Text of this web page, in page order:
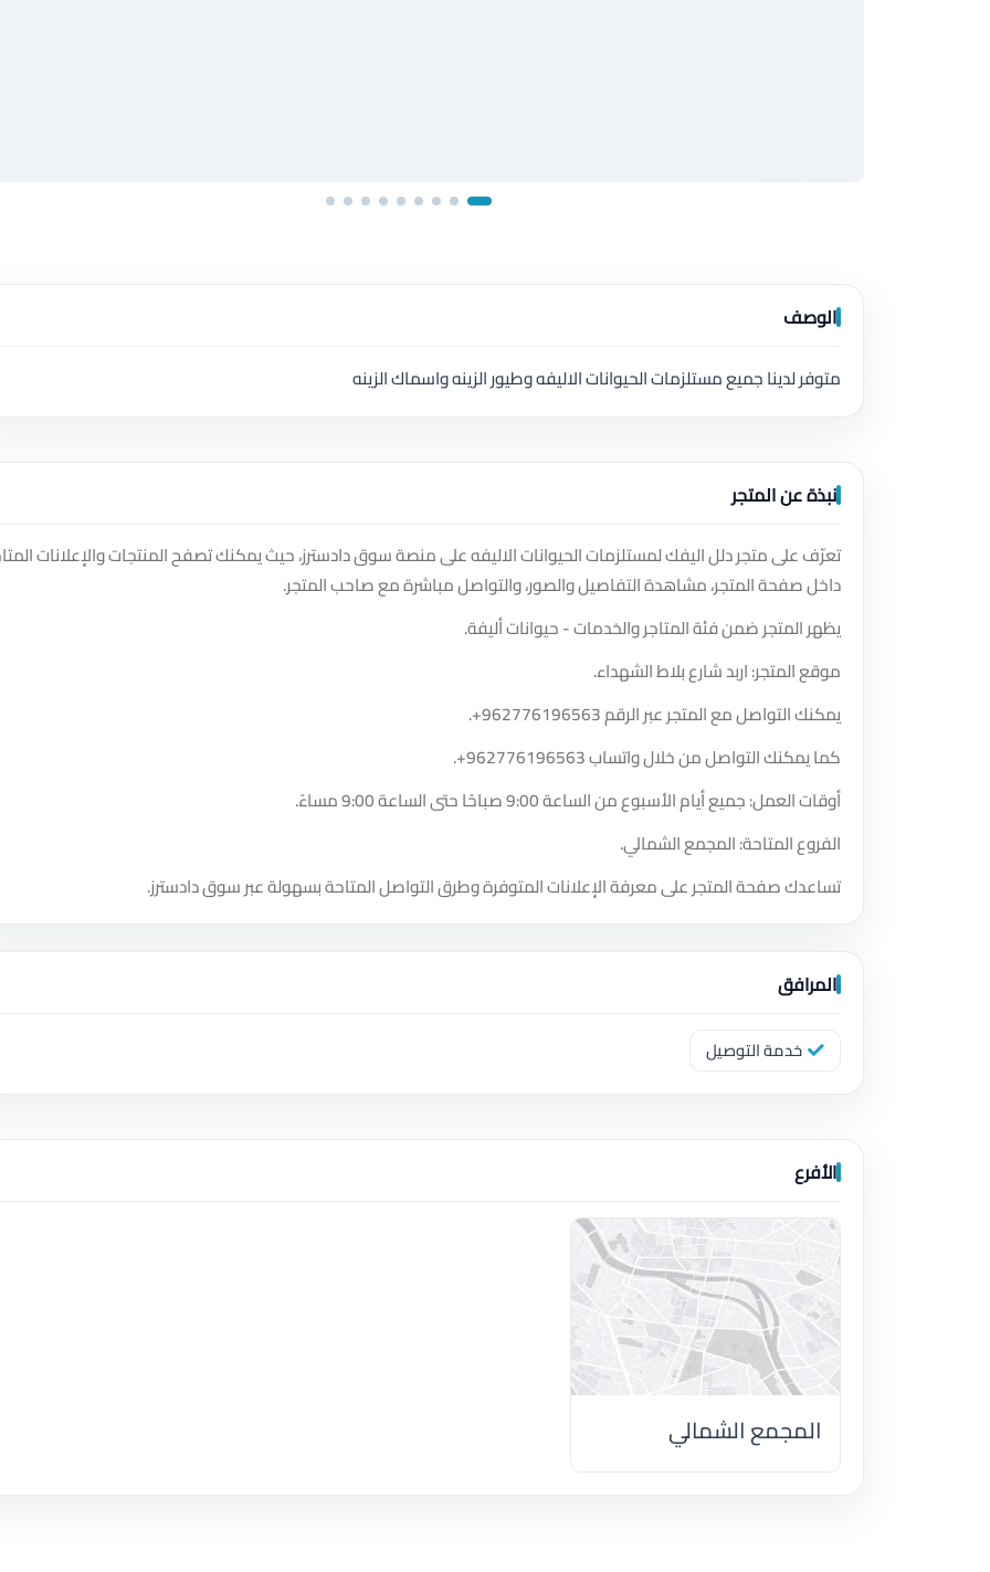
الوصف
متوفر لدينا جميع مستلزمات الحيوانات الاليفه وطيور الزينه واسماك الزينه
نبذة عن المتجر
تعرّف على متجر دلل اليفك لمستلزمات الحيوانات الاليفه على منصة سوق دادسترز، حيث يمكنك تصفح المنتجات والإعلانات
داخل صفحة المتجر، مشاهدة التفاصيل والصور، والتواصل مباشرة مع صاحب المتجر.
يظهر المتجر ضمن فئة المتاجر والخدمات - حيوانات أليفة.
موقع المتجر: اربد شارع بلاط الشهداء.
يمكنك التواصل مع المتجر عبر الرقم+962776196563
.
كما يمكنك التواصل من خلال واتساب+962776196563
.
أوقات العمل: جميع أيام الأسبوع من الساعة 9:00 صباحًا حتى الساعة 9:00 مساءً.
الفروع المتاحة: المجمع الشمالي.
تساعدك صفحة المتجر على معرفة الإعلانات المتوفرة وطرق التواصل المتاحة بسهولة عبر سوق دادسترز.
المرافق
خدمة التوصيل
الأفرع
المجمع الشمالي